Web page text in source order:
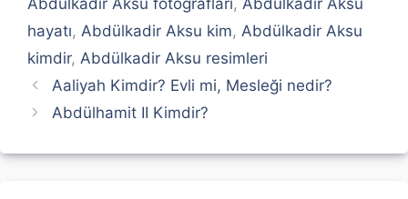
hayatı, Abdülkadir Aksu kim, Abdülkadir Aksu
kimdir, Abdülkadir Aksu resimleri
Aaliyah Kimdir? Evli mi, Mesleği nedir?
Abdülhamit II Kimdir?